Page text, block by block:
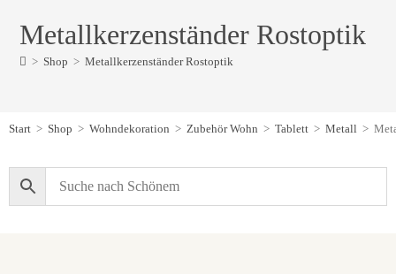
Metallkerzenständer Rostoptik
> Shop > Metallkerzenständer Rostoptik
Start > Shop > Wohndekoration > Zubehör Wohn > Tablett > Metall >